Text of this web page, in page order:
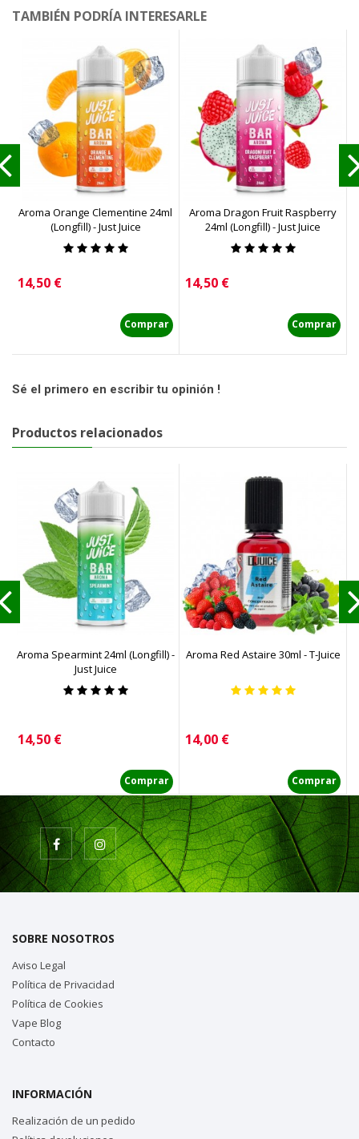
TAMBIÉN PODRÍA INTERESARLE
Aroma Orange Clementine 24ml
(Longfill) - Just Juice
Precio
14,50 €
Comprar
Aroma Dragon Fruit Raspberry
24ml (Longfill) - Just Juice
Precio
14,50 €
Comprar
Sé el primero en escribir tu opinión !
Productos relacionados
Aroma Spearmint 24ml (Longfill) -
Just Juice
Precio
14,50 €
Comprar
Aroma Red Astaire 30ml - T-Juice
Precio
14,00 €
Comprar
SOBRE NOSOTROS
Aviso Legal
Política de Privacidad
Política de Cookies
Vape Blog
Contacto
INFORMACIÓN
Realización de un pedido